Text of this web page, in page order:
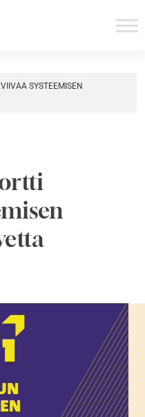
SYSTEEMISEN